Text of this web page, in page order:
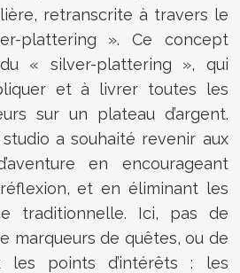
retranscrite à travers le
plattering ». Ce concept
« silver-plattering », qui
et à livrer toutes les
sur un plateau d’argent.
a souhaité revenir aux
en encourageant
et en éliminant les
traditionnelle. Ici, pas de
marqueurs de quêtes, ou de
les points d’intérêts : les